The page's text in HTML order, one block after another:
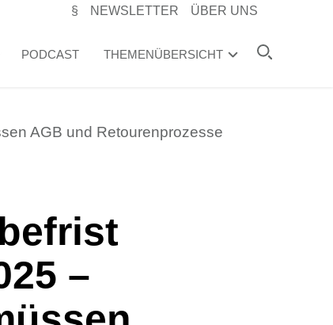
§ NEWSLETTER ÜBER UNS
PODCAST THEMENÜBERSICHT
AGB und Retourenprozesse
–